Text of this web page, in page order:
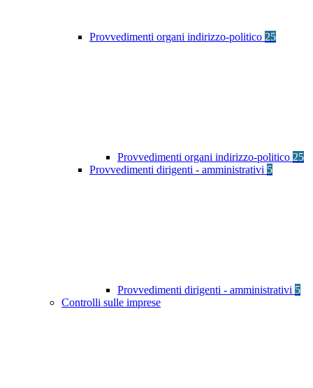
Provvedimenti organi indirizzo-politico 25
Provvedimenti organi indirizzo-politico 25
Provvedimenti dirigenti - amministrativi 5
Provvedimenti dirigenti - amministrativi 5
Controlli sulle imprese